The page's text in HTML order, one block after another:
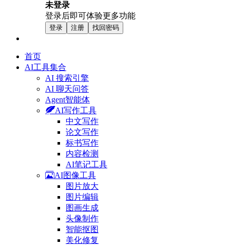
未登录
登录后即可体验更多功能
登录 注册 找回密码
首页
AI工具集合
AI 搜索引擎
AI 聊天问答
Agent智能体
AI写作工具
中文写作
论文写作
标书写作
内容检测
AI笔记工具
AI图像工具
图片放大
图片编辑
图画生成
头像制作
智能抠图
美化修复